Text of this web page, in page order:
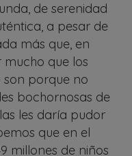
de serenidad
a pesar de
más que, en
mucho que los
son porque no
bochornosas de
les daría pudor
que en el
millones de niños